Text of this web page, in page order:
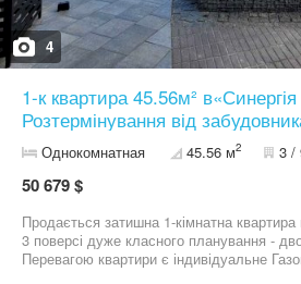
4
1-к квартира 45.56м² в«Синергія
Розтермінування від
Однокомнатная 45.56 м2 3 /
50 679 $
Продається затишна 1-кімнатна
3 поверсі дуже класного планування -
Перевагою квартири є індивідуальне